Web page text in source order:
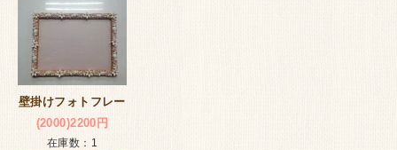
壁掛けフォトフレー
ム
(2000)2200円
在庫数：1